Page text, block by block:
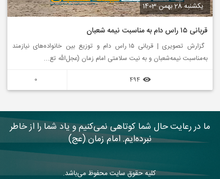
یکشنبه 28 بهمن 1403
قربانی ۱۵ راس دام به مناسبت نیمه شعبان
گزارش تصویری | قربانی ۱۵ راس دام و توزیع بین خانواده‌های نیازمند
به‌مناسبت نیمه‌شعبان و به نیت سلامتی امام زمان (عجل‌الله تع...
494
ما در رعایت حال شما کوتاهی نمی‌کنیم و یاد شما را از خاطر
نبرده‌ایم. امام زمان (عج)
کلیه حقوق سایت محفوظ می‌باشد.